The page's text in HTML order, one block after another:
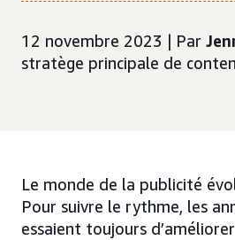
12 novembre 2023 | Par
stratège principale de
Le monde de la publicité
Pour suivre le rythme, les
essaient toujours